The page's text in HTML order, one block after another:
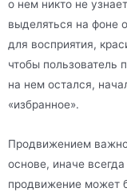
о нем никто не
выделяться на фоне
для восприятия,
чтобы пользователь
на нем остался,
«избранное».
Продвижением важно
основе, иначе
продвижение может